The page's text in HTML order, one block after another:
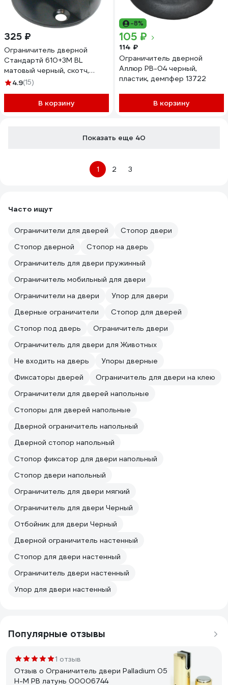
325 ₽
Ограничитель дверной
Стандартй 610+3М BL
матовый черный, скотч,
европакет 15810
4.9(15)
В корзину
-8%
105 ₽
114 ₽
Ограничитель дверной
Аллюр PB-04 черный,
пластик, демпфер 13722
В корзину
Показать еще 40
1 2 3
Часто ищут
Ограничители для дверей
Стопор двери
Стопор дверной
Стопор на дверь
Ограничитель для двери пружинный
Ограничитель мобильный для двери
Ограничители на двери
Упор для двери
Дверные ограничители
Стопор для дверей
Стопор под дверь
Ограничитель двери
Ограничитель для двери для Животных
Не входить на дверь
Упоры дверные
Фиксаторы дверей
Ограничитель для двери на клею
Ограничители для дверей напольные
Стопоры для дверей напольные
Дверной ограничитель напольный
Дверной стопор напольный
Стопор фиксатор для двери напольный
Стопор двери напольный
Ограничитель для двери мягкий
Ограничитель для двери Черный
Отбойник для двери Черный
Дверной ограничитель настенный
Стопор для двери настенный
Ограничитель двери настенный
Упор для двери настенный
Популярные отзывы
1 отзыв
Отзыв о Ограничитель двери Palladium 05
H-М PB латунь 00006744